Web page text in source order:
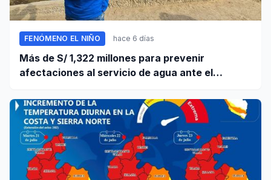
FENÓMENO EL NIÑO hace 6 días
Más de S/ 1,322 millones para prevenir
afectaciones al servicio de agua ante el